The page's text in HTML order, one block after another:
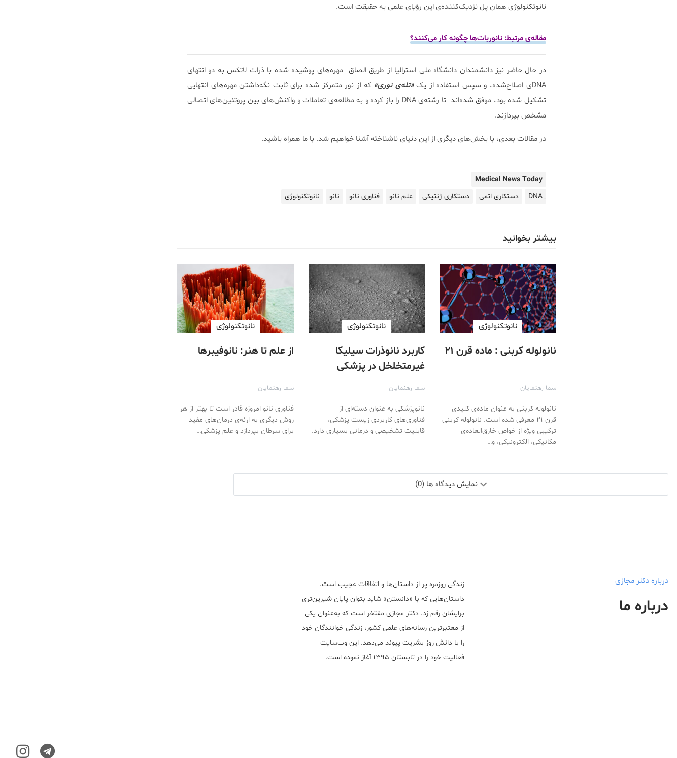
نانوتکنولوژی همان پل نزدیک‌کننده‌ی این رؤیای علمی به حقیقت است.
مقاله‌ی مرتبط: نانوربات‌ها چگونه کار می‌کنند؟
در حال حاضر نیز دانشمندان دانشگاه ملی استرالیا از طریق الصاق مهره‌های پوشیده شده با ذرات لاتکس به دو انتهای
DNAی اصلاح‌شده، و سپس استفاده از یک
«تله‌ی نوری» که از نور متمرکز شده برای ثابت نگه‌داشتن مهره‌های انتهایی
تشکیل شده‌ بود، موفق شده‌اند تا رشته‌ی DNA را باز کرده و به مطالعه‌ی تعاملات و واکنش‌های بین پروتئین‌های اتصالی
مشخص بپردازند.
در مقالات بعدی، با بخش‌های دیگری از این دنیای ناشناخته آشنا خواهیم شد. با ما همراه باشید.
Medical News Today
ِDNA
دستکاری اتمی دستکاری ژنتیکی علم نانو فناوری نانو نانو نانوتکنولوژی
بیشتر بخوانید
نانوتکنولوژی
نانولوله کربنی : ماده قرن ۲۱
سما رهنمایان
نانولوله کربنی به عنوان ماده‌ی کلیدی
قرن ۲۱ معرفی شده است. نانولوله کربنی
ترکیبی ویژه از خواص خارق‌العاده‌ی
مکانیکی، الکترونیکی، و…
نانوتکنولوژی
کاربرد نانوذرات سیلیکا
غیرمتخلخل در پزشکی
سما رهنمایان
نانوپزشکی به عنوان دسته‌ای از
فناوری‌های کاربردی زیست پزشکی،
قابلیت تشخیصی و درمانی بسیاری دارد.
نانوتکنولوژی
از علم تا هنر: نانوفیبرها
سما رهنمایان
فناوری نانو امروزه قادر است تا بهتر از هر
روش دیگری به ارئه‌ی درمان‌های مفید
برای سرطان بپردازد و علم پزشکی…
نمایش دیدگاه ها (0)
درباره دکتر مجازی
درباره ما
زندگی روزمره پر از داستان‌ها و اتفاقات عجیب است.
داستان‌هایی که با «دانستن» شاید بتوان پایان شیرین‌تری
برایشان رقم زد. دکتر مجازی مفتخر است که به‌عنوان یکی
از معتبر‌ترین رسانه‌های علمی کشور، زندگی خوانندگان خود
را با دانش روز بشریت پیوند می‌دهد. این وب‌سایت
فعالیت خود را در تابستان ۱۳۹۵ آغاز نموده است.